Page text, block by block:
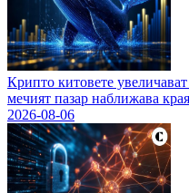
Крипто китовете
мечият пазар наближава
2026-08-06